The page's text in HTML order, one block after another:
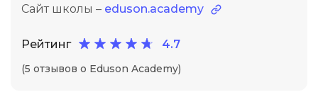
Сайт школы – eduson.academy
Рейтинг 4.7
(5 отзывов о Eduson Academy)